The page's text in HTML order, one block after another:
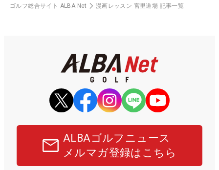
ゴルフ総合サイト ALBA Net 漫画レッスン 宮里道場 記事一覧
ALBAゴルフニュース
メルマガ登録はこちら